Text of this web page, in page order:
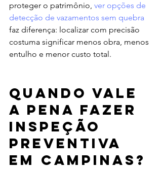
proteger o patrimônio, ver opções de
detecção de vazamentos sem quebra
faz diferença: localizar com precisão
costuma significar menos obra, menos
entulho e menor custo total.
Quando vale
a pena fazer
inspeção
preventiva
em Campinas?